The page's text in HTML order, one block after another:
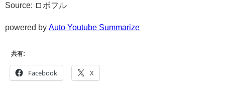
Source: ロボフル
powered by Auto Youtube Summarize
共有:
Facebook X